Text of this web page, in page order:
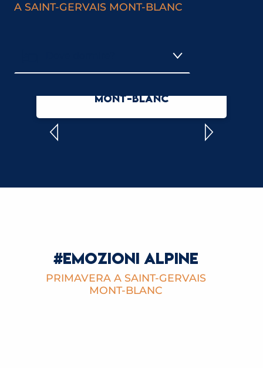
A SAINT-GERVAIS MONT-BLANC
Shopping e servizi
MONT-BLANC
#EMOZIONI ALPINE
PRIMAVERA A SAINT-GERVAIS
MONT-BLANC